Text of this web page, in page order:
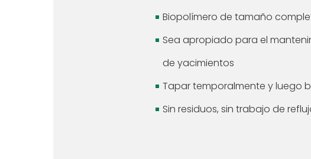
Biopolímero de tamaño
Sea apropiado para el
de yacimientos
Tapar temporalmente y luego
Sin residuos, sin trabajo de